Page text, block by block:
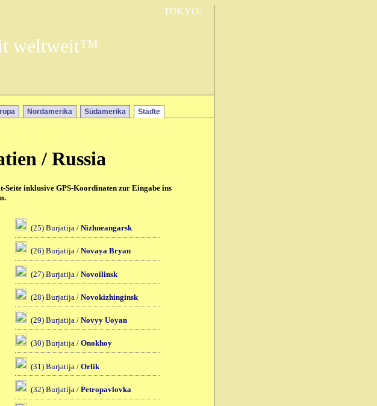
TOKYO:
weltweit™
Nordamerika Südamerika Städte
/ Russia
inklusive GPS-Koordinaten zur Eingabe ins
(25) Burjatija / Nizhneangarsk
(26) Burjatija / Novaya Bryan
(27) Burjatija / Novoilinsk
(28) Burjatija / Novokizhinginsk
(29) Burjatija / Novyy Uoyan
(30) Burjatija / Onokhoy
(31) Burjatija / Orlik
(32) Burjatija / Petropavlovka